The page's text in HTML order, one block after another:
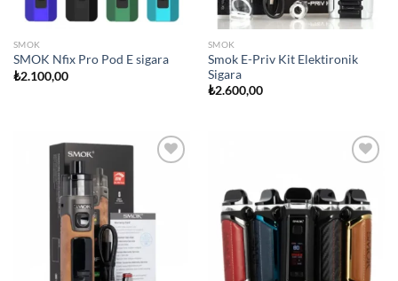
SMOK
SMOK Nfix Pro Pod E sigara
₺2.100,00
SMOK
Smok E-Priv Kit Elektironik
Sigara
₺2.600,00
wishlist